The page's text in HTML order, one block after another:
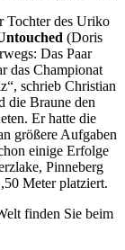
Tochter des Uriko
(Doris
Das Paar
das Championat
schrieb Christian
die Braune den
Er hatte die
größere Aufgaben
einige Erfolge
Pinneberg
Meter platziert.
finden Sie beim